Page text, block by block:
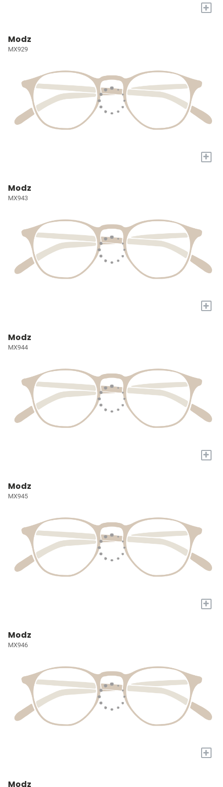
+
Modz
MX929
+
Modz
MX943
+
Modz
MX944
+
Modz
MX945
+
Modz
MX946
+
Modz